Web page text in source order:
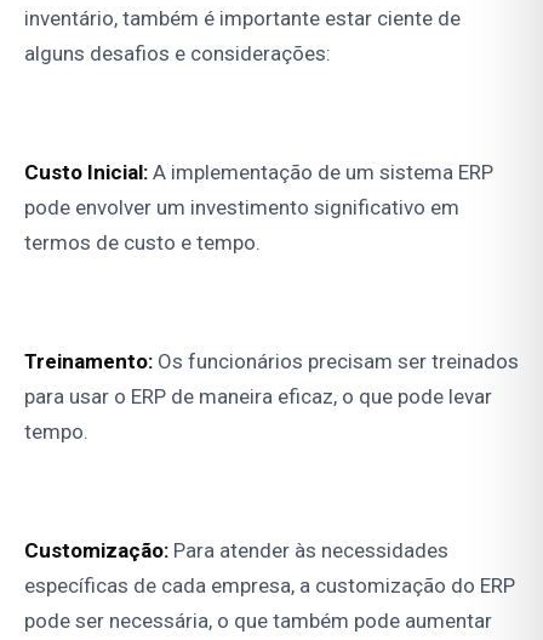
inventário, também é importante estar ciente de
alguns desafios e considerações:
Custo Inicial: A implementação de um sistema ERP
pode envolver um investimento significativo em
termos de custo e tempo.
Treinamento: Os funcionários precisam ser treinados
para usar o ERP de maneira eficaz, o que pode levar
tempo.
Customização: Para atender às necessidades
específicas de cada empresa, a customização do ERP
pode ser necessária, o que também pode aumentar